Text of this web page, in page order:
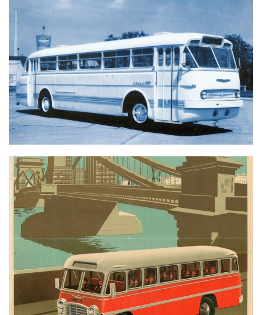
IKARUS 66
IKARUS 311, MOGÜRT BUDAPEST